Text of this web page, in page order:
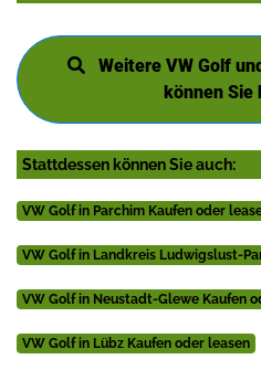
Weitere VW Golf
können Sie
Stattdessen können Sie auch:
VW Golf in Parchim Kaufen oder
VW Golf in Landkreis Ludwigslust-
VW Golf in Neustadt-Glewe Kaufen
VW Golf in Lübz Kaufen oder leasen